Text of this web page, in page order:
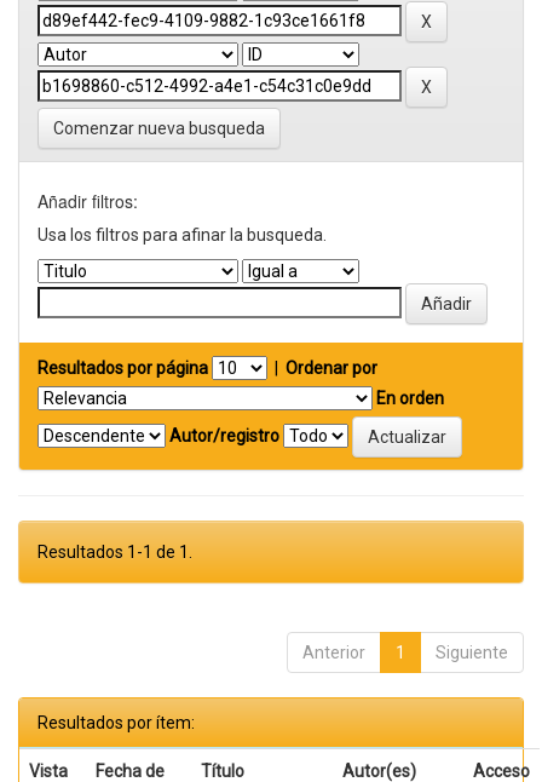
Comenzar nueva busqueda
Añadir filtros:
Usa los filtros para afinar la busqueda.
Resultados por página
Ordenar por
En orden
Autor/registro
Resultados 1-1 de 1.
Anterior 1 Siguiente
Resultados por ítem:
Vista
Fecha de
Título Autor(es) Acceso